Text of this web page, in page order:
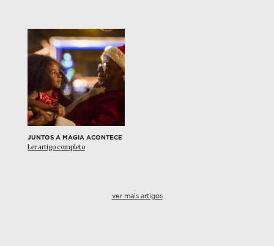
JUNTOS A MAGIA ACONTECE
Ler artigo completo
ver mais artigos